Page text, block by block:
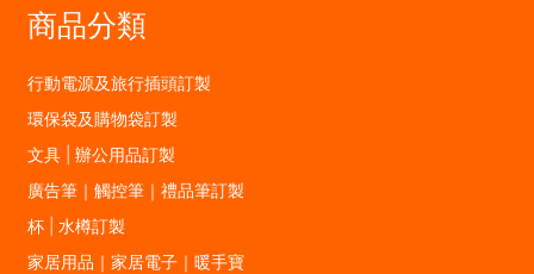
商品分類
行動電源及旅行插頭訂製
環保袋及購物袋訂製
文具 | 辦公用品訂製
廣告筆｜觸控筆｜禮品筆訂製
杯 | 水樽訂製
家居用品｜家居電子｜暖手寶